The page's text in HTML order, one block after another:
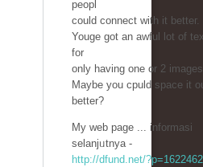
peopl
could connect with it betteг.
Youge got an awful lot of
for
only having one or 2
Maybe you cpuld space it
better?
My web page ... informasi
sеlanjᥙtnya -
http://dfund.net/?p=1622462